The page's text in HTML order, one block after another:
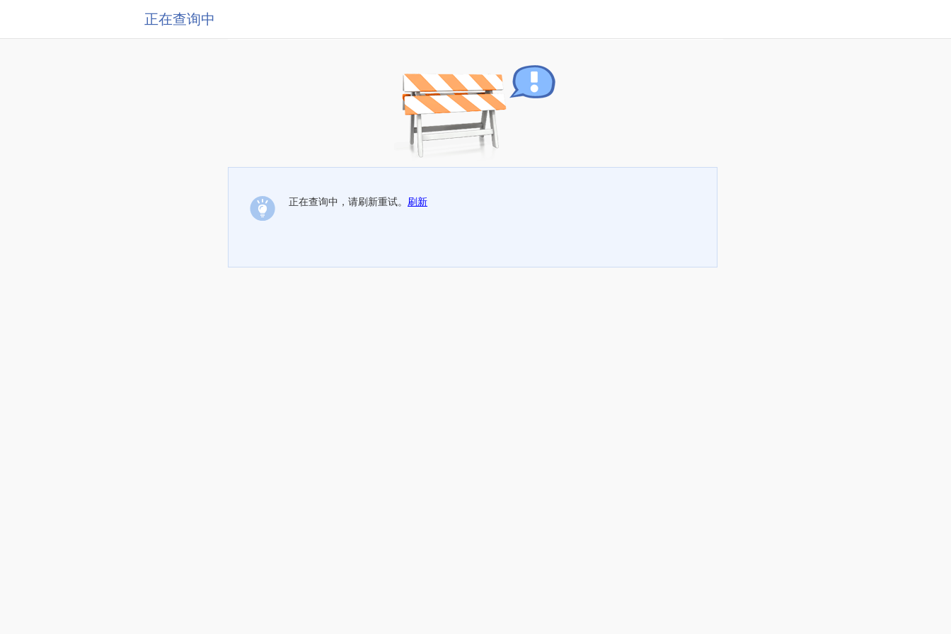
正在查询中
正在查询中，请刷新重试。 刷新